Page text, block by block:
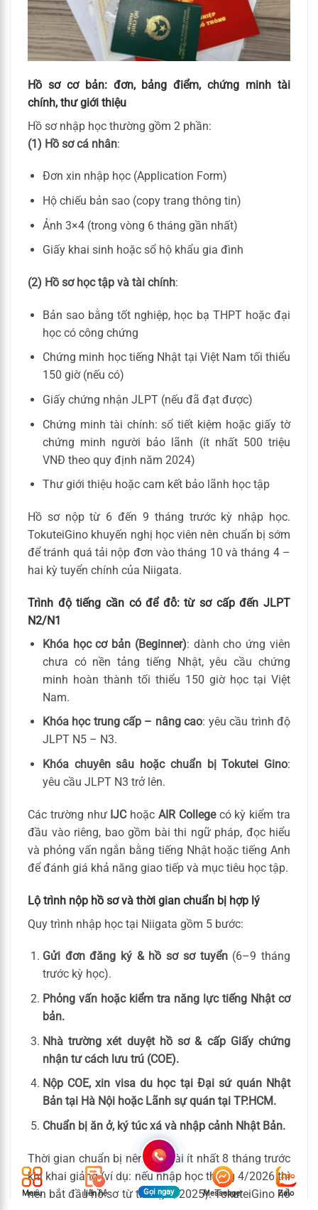
Hồ sơ cơ bản: đơn, bảng điểm, chứng minh tài
chính, thư giới thiệu
Hồ sơ nhập học thường gồm 2 phần:
(1) Hồ sơ cá nhân:
Đơn xin nhập học (Application Form)
Hộ chiếu bản sao (copy trang thông tin)
Ảnh 3×4 (trong vòng 6 tháng gần nhất)
Giấy khai sinh hoặc sổ hộ khẩu gia đình
(2) Hồ sơ học tập và tài chính:
Bản sao bằng tốt nghiệp, học bạ THPT hoặc đại
học có công chứng
Chứng minh học tiếng Nhật tại Việt Nam tối thiểu
150 giờ (nếu có)
Giấy chứng nhận JLPT (nếu đã đạt được)
Chứng minh tài chính: sổ tiết kiệm hoặc giấy tờ
chứng minh người bảo lãnh (ít nhất 500 triệu
VNĐ theo quy định năm 2024)
Thư giới thiệu hoặc cam kết bảo lãnh học tập
Hồ sơ nộp từ 6 đến 9 tháng trước kỳ nhập học.
TokuteiGino khuyến nghị học viên nên chuẩn bị sớm
để tránh quá tải nộp đơn vào tháng 10 và tháng 4 –
hai kỳ tuyển chính của Niigata.
Trình độ tiếng cần có để đỗ: từ sơ cấp đến JLPT
N2/N1
Khóa học cơ bản (Beginner): dành cho ứng viên
chưa có nền tảng tiếng Nhật, yêu cầu chứng
minh hoàn thành tối thiểu 150 giờ học tại Việt
Nam.
Khóa học trung cấp – nâng cao: yêu cầu trình độ
JLPT N5 – N3.
Khóa chuyên sâu hoặc chuẩn bị Tokutei Gino:
yêu cầu JLPT N3 trở lên.
Các trường như IJChoặcAIR Collegecó kỳ kiểm tra
đầu vào riêng, bao gồm bài thi ngữ pháp, đọc hiểu
và phỏng vấn ngắn bằng tiếng Nhật hoặc tiếng Anh
để đánh giá khả năng giao tiếp và mục tiêu học tập.
Lộ trình nộp hồ sơ và thời gian chuẩn bị hợp lý
Quy trình nhập học tại Niigata gồm 5 bước:
Gửi đơn đăng ký & hồ sơ sơ tuyển(6–9 tháng
trước kỳ học).
Phỏng vấn hoặc kiểm tra năng lực tiếng Nhật cơ
bản.
Nhà trường xét duyệt hồ sơ & cấp Giấy chứng
nhận tư cách lưu trú (COE).
Nộp COE, xin visa du học tại Đại sứ quán Nhật
Bản tại Hà Nội hoặc Lãnh sự quán tại TP.HCM.
Chuẩn bị ăn ở, ký túc xá và nhập cảnh Nhật Bản.
Thời gian chuẩn bị nên kéo dài ít nhất 8 tháng trước
khi khai giảng (ví dụ: nếu nhập học tháng 4/2026 thì
nên bắt đầu hồ sơ từ tháng 8/2025). TokuteiGino hỗ
Menu liên hệ Gọi ngay Messenger Zalo